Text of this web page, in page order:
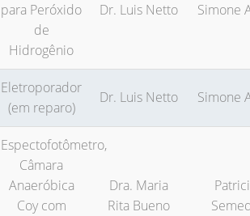
para Peróxido
de
Hidrogênio
Dr. Luis Netto Simone
Eletroporador
(em reparo)
Dr. Luis Netto Simone
Espectofotômetro,
Câmara
Anaeróbica
Coy com
Dra. Maria
Rita Bueno